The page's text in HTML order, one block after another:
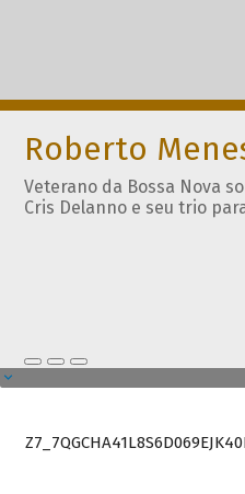
Roberto
Veterano da Bossa Nova
Cris Delanno e seu trio